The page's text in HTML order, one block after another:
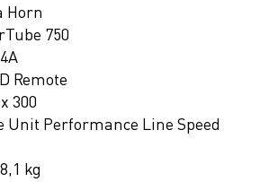
Horn
750
Remote
300
Unit Performance Line Speed
kg